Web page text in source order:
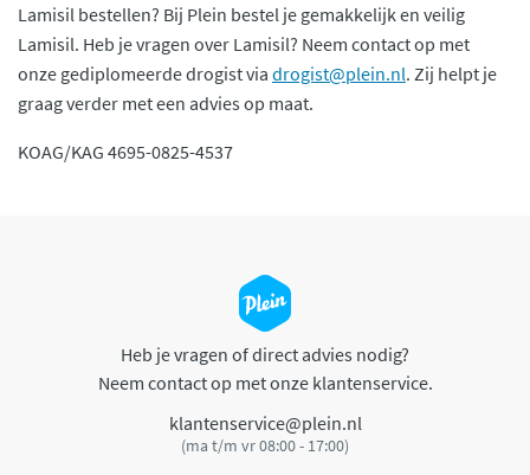
Lamisil bestellen? Bij Plein bestel je gemakkelijk en veilig
Lamisil. Heb je vragen over Lamisil? Neem contact op met
onze gediplomeerde drogist via drogist@plein.nl. Zij helpt je
graag verder met een advies op maat.
KOAG/KAG 4695-0825-4537
Heb je vragen of direct advies nodig?
Neem contact op met onze klantenservice.
klantenservice@plein.nl
(ma t/m vr 08:00 - 17:00)